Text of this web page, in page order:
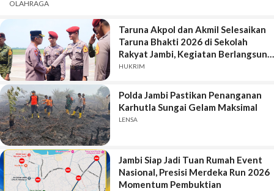
OLAHRAGA
Taruna Akpol dan Akmil Selesaikan
Taruna Bhakti 2026 di Sekolah
Rakyat Jambi, Kegiatan Berlangsung
Aman dan Lancar
HUKRIM
Polda Jambi Pastikan Penanganan
Karhutla Sungai Gelam Maksimal
LENSA
Jambi Siap Jadi Tuan Rumah Event
Nasional, Presisi Merdeka Run 2026
Momentum Pembuktian